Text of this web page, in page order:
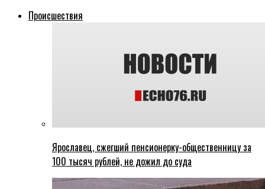
Происшествия
Ярославец, сжегший пенсионерку-общественницу за
100 тысяч рублей, не дожил до суда